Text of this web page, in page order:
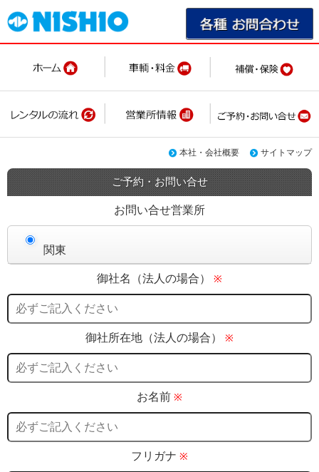
本社・会社概要 サイトマップ
ご予約・お問い合せ
お問い合せ営業所
関東
御社名（法人の場合） ※
御社所在地（法人の場合） ※
お名前 ※
フリガナ ※